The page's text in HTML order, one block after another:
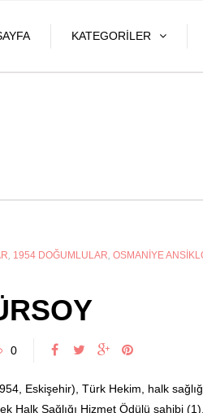
KATEGORILER
, 1954 DOĞUMLULAR, OSMANIYE
0
Eskişehir), Türk Hekim, halk
Halk Sağlığı Hizmet Ödülü sahibi